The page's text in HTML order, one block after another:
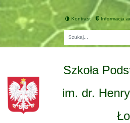
Kontrast Informacja
Szkoła
im. dr.